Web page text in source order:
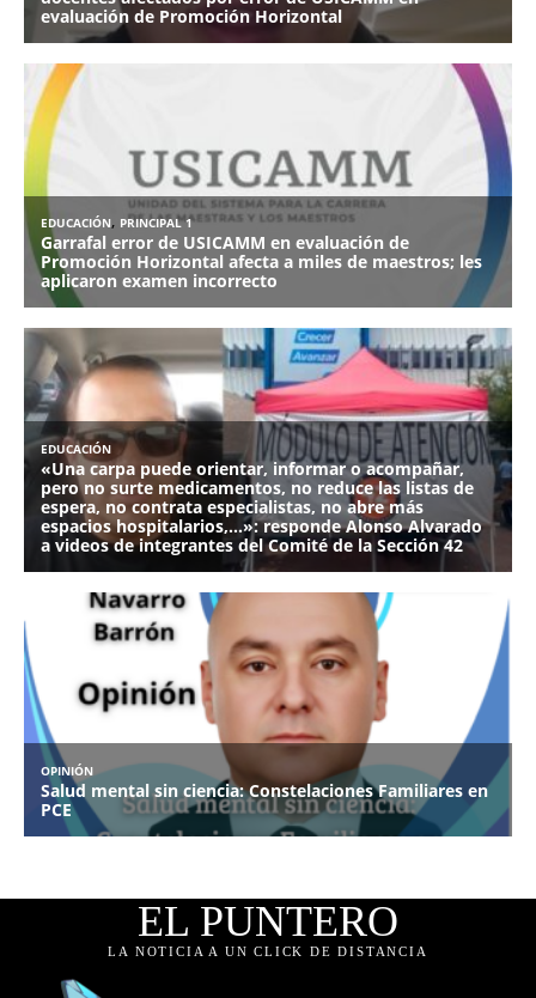
EL PUNTERO
LA NOTICIA A UN CLICK DE DISTANCIA